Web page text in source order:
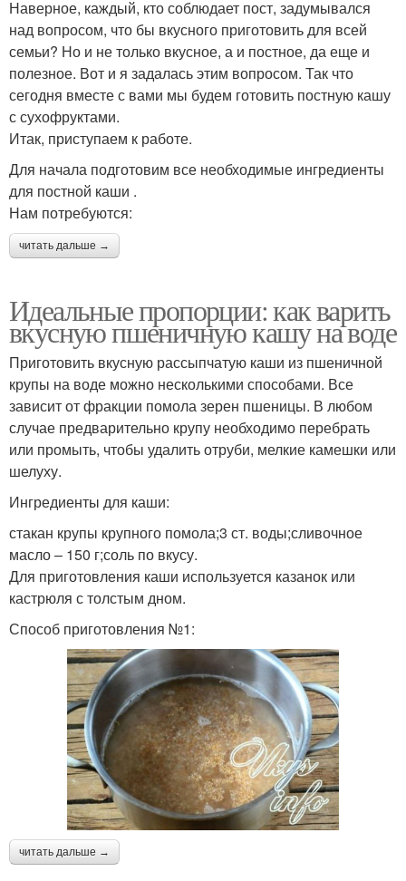
Наверное, каждый, кто соблюдает пост, задумывался
над вопросом, что бы вкусного приготовить для всей
семьи? Но и не только вкусное, а и постное, да еще и
полезное. Вот и я задалась этим вопросом. Так что
сегодня вместе с вами мы будем готовить постную кашу
с сухофруктами.
Итак, приступаем к работе.
Для начала подготовим все необходимые ингредиенты
для постной каши .
Нам потребуются:
читать дальше →
Идеальные пропорции: как варить
вкусную пшеничную кашу на воде
Приготовить вкусную рассыпчатую каши из пшеничной
крупы на воде можно несколькими способами. Все
зависит от фракции помола зерен пшеницы. В любом
случае предварительно крупу необходимо перебрать
или промыть, чтобы удалить отруби, мелкие камешки или
шелуху.
Ингредиенты для каши:
стакан крупы крупного помола;3 ст. воды;сливочное
масло – 150 г;соль по вкусу.
Для приготовления каши используется казанок или
кастрюля с толстым дном.
Способ приготовления №1:
читать дальше →